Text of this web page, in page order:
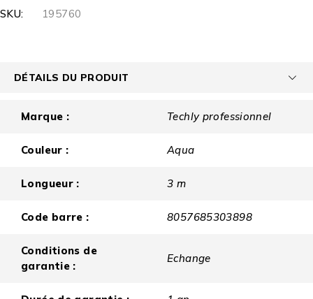
SKU: 195760
DÉTAILS DU PRODUIT
Marque : Techly professionnel
Couleur : Aqua
Longueur : 3 m
Code barre : 8057685303898
Conditions de
garantie :
Echange